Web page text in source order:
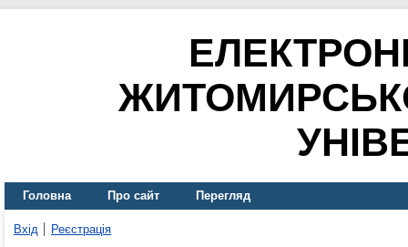
Головна Про сайт Перегляд
Вхід Реєстрація